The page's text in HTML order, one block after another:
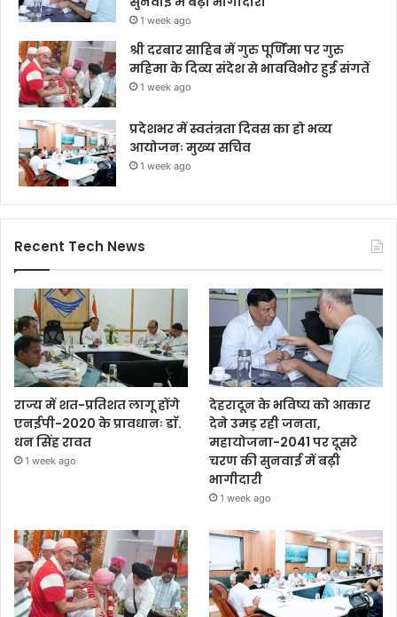
1 week ago
श्री दरबार साहिब में गुरु पूर्णिमा पर गुरु
महिमा के दिव्य संदेश से भावविभोर हुई संगतें
1 week ago
प्रदेशभर में स्वतंत्रता दिवस का हो भव्य
आयोजनः मुख्य सचिव
1 week ago
Recent Tech News
राज्य में शत-प्रतिशत लागू होंगे
एनईपी-2020 के प्रावधानः डाॅ.
धन सिंह रावत
1 week ago
देहरादून के भविष्य को आकार
देने उमड़ रही जनता,
महायोजना-2041 पर दूसरे
चरण की सुनवाई में बढ़ी
भागीदारी
1 week ago